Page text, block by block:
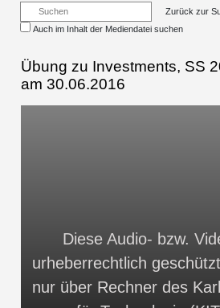
Zurück zur
Auch im Inhalt der Mediendatei suchen
Übung zu Investments, SS
am 30.06.2016
Diese Audio- bzw.
urheberrechtlich
nur über Rechner des